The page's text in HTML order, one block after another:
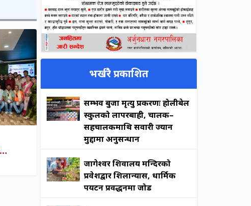
भर्खरै प्रकाशित
सम्भव बुर्जा मृत्यु प्रकरणः होलीबेल
स्कुलको लापरबाही, चालक–
सहचालकमाथि सवारी ज्यान
मुद्दामा अनुसन्धान
जागेश्वर शिवालय मन्दिरको
प्रवेशद्वार शिलान्यास, धार्मिक
पर्यटन प्रवर्द्धनमा जोड